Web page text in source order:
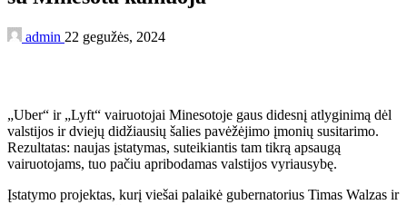
admin 22 gegužės, 2024
„Uber“ ir „Lyft“ vairuotojai Minesotoje gaus didesnį atlyginimą dėl
valstijos ir dviejų didžiausių šalies pavėžėjimo įmonių susitarimo.
Rezultatas: naujas įstatymas, suteikiantis tam tikrą apsaugą
vairuotojams, tuo pačiu apribodamas valstijos vyriausybę.
Įstatymo projektas, kurį viešai palaikė gubernatorius Timas Walzas ir